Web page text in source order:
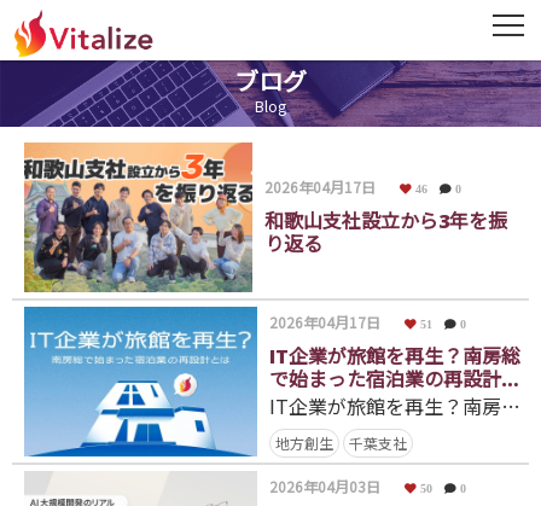
ニュース
News
会社概要
Company
ミッション・経営理念
Mission・Vision
役員紹介
DX・BPR事業
ブログ
Blog
2026年04月17日 46 0
和歌山支社設立から3年を振
り返る
2026年04月17日 51 0
IT企業が旅館を再生？南房総
で始まった宿泊業の再設計と
は
IT企業が旅館を再生？南房総で始まった宿泊業の再設計とは
地方創生 千葉支社
2026年04月03日 50 0